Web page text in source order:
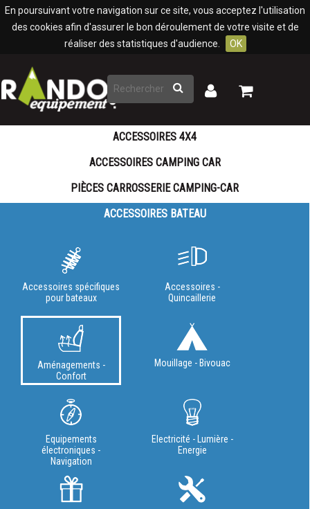
En poursuivant votre navigation sur ce site, vous acceptez l'utilisation
des cookies afin d'assurer le bon déroulement de votre visite et de
réaliser des statistiques d'audience.
OK
Rechercher
Mon
Mon
ACCESSOIRES 4X4
ACCESSOIRES CAMPING CAR
PIÈCES CARROSSERIE CAMPING-CAR
ACCESSOIRES BATEAU
Accessoires spécifiques
pour bateaux
Accessoires -
Quincaillerie
Aménagements -
Confort
Mouillage - Bivouac
Equipements
électroniques -
Navigation
Electricité - Lumière -
Energie
Panneau de gestion des cookies